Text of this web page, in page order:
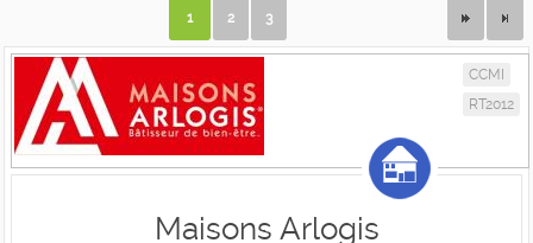
1 2 3
CCMI
RT2012
Maisons Arlogis